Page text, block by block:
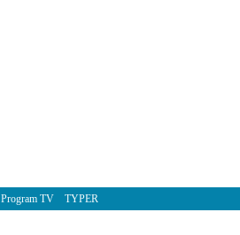
Program TV TYPER